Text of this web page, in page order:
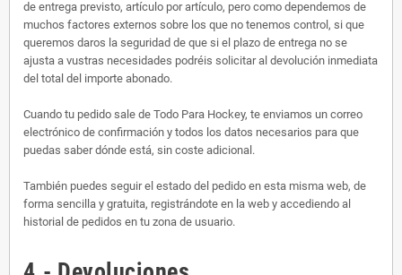
de entrega previsto, artículo por artículo, pero como dependemos de
muchos factores externos sobre los que no tenemos control, si que
queremos daros la seguridad de que si el plazo de entrega no se
ajusta a vustras necesidades podréis solicitar al devolución inmediata
del total del importe abonado.
Cuando tu pedido sale de Todo Para Hockey, te enviamos un correo
electrónico de confirmación y todos los datos necesarios para que
puedas saber dónde está, sin coste adicional.
También puedes seguir el estado del pedido en esta misma web, de
forma sencilla y gratuita, registrándote en la web y accediendo al
historial de pedidos en tu zona de usuario.